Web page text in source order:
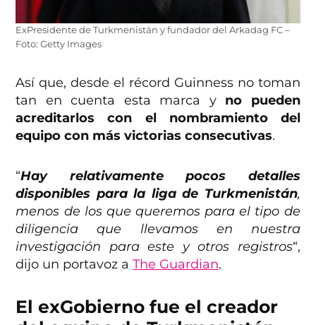
ExPresidente de Turkmenistán y fundador del Arkadag FC –
Foto: Getty Images
Así que, desde el récord Guinness no toman
tan en cuenta esta marca y no pueden
acreditarlos con el nombramiento del
equipo con más victorias consecutivas.
“Hay relativamente pocos detalles
disponibles para la liga de Turkmenistán,
menos de los que queremos para el tipo de
diligencia que llevamos en nuestra
investigación para este y otros registros“,
dijo un portavoz aThe Guardian.
El exGobierno fue el creador